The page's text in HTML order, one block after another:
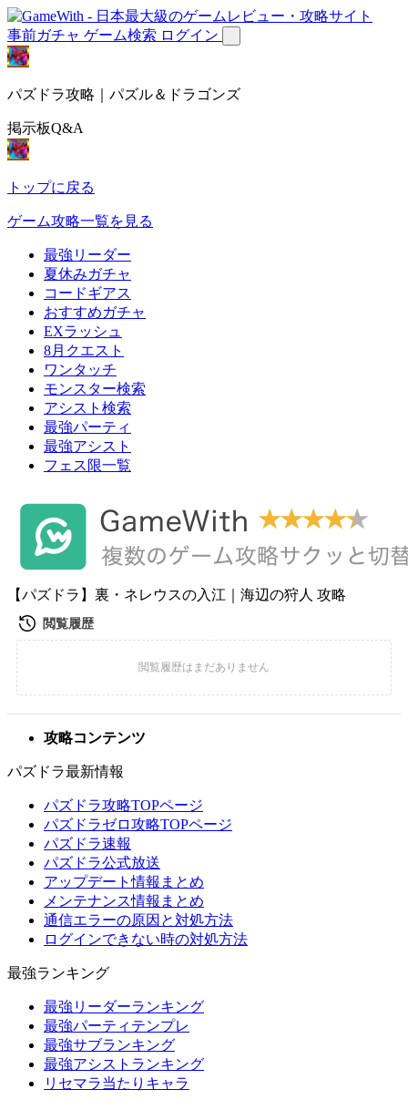
事前ガチャ ゲーム検索 ログイン
パズドラ攻略｜パズル＆ドラゴンズ
掲示板Q&A
トップに戻る
ゲーム攻略一覧を見る
最強リーダー
夏休みガチャ
コードギアス
おすすめガチャ
EXラッシュ
8月クエスト
ワンタッチ
モンスター検索
アシスト検索
最強パーティ
最強アシスト
フェス限一覧
【パズドラ】裏・ネレウスの入江｜海辺の狩人 攻略
攻略コンテンツ
パズドラ最新情報
パズドラ攻略TOPページ
パズドラゼロ攻略TOPページ
パズドラ速報
パズドラ公式放送
アップデート情報まとめ
メンテナンス情報まとめ
通信エラーの原因と対処方法
ログインできない時の対処方法
最強ランキング
最強リーダーランキング
最強パーティテンプレ
最強サブランキング
最強アシストランキング
リセマラ当たりキャラ